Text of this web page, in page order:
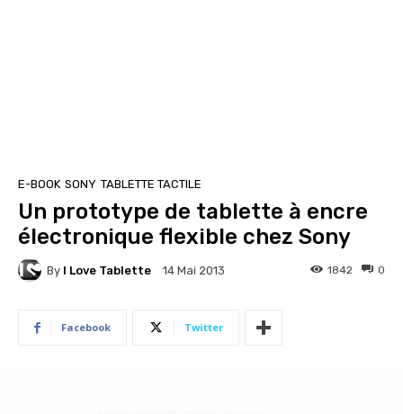
E-BOOK SONY TABLETTE TACTILE
Un prototype de tablette à encre
électronique flexible chez Sony
By I Love Tablette 14 Mai 2013 0
1842
Facebook Twitter